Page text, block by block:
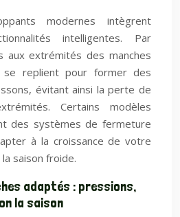
modernes intègrent
intelligentes. Par
aux extrémités des manches
replient pour former des
évitant ainsi la perte de
Certains modèles
des systèmes de fermeture
à la croissance de votre
saison froide.
adaptés : pressions,
la saison